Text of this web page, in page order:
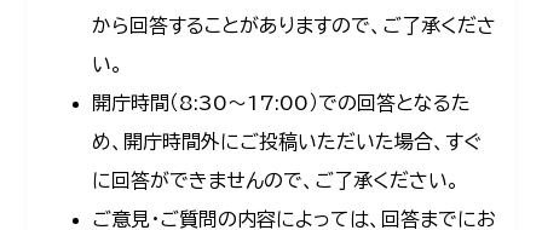
から回答することがありますので、ご了承くださ
い。
開庁時間（8:30〜17:00）での回答となるた
め、開庁時間外にご投稿いただいた場合、すぐ
に回答ができませんので、ご了承ください。
ご意見・ご質問の内容によっては、回答までにお